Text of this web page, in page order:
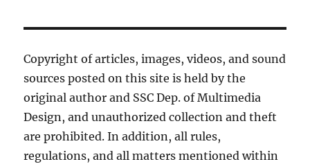
Copyright of articles, images, videos, and sound
sources posted on this site is held by the
original author and SSC Dep. of Multimedia
Design, and unauthorized collection and theft
are prohibited. In addition, all rules,
regulations, and all matters mentioned within